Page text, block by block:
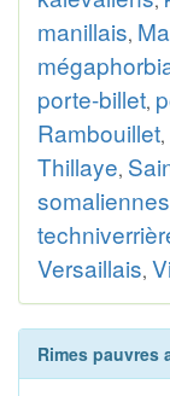
manillais,
porte-billet,
Rambouillet,
Thillaye,
somaliennes
Versaillais,
Rimes pauvres